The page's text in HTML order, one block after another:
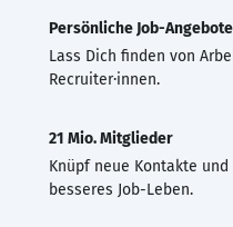
Persönliche Job-Angebote
Lass Dich finden von
Recruiter·innen.
21 Mio. Mitglieder
Knüpf neue Kontakte
besseres Job-Leben.